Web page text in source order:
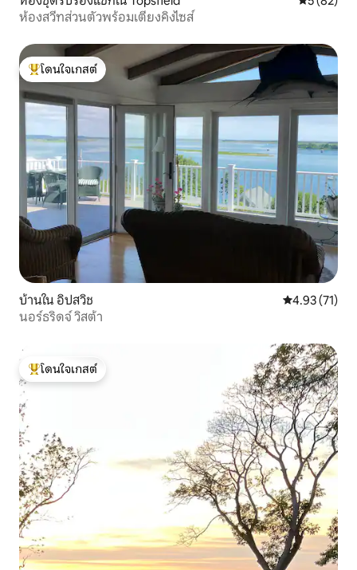
ห้องสวีทส่วนตัวพร้อมเตียงคิงไซส์
โดนใจเกสต์ที่สุด
โดนใจเกสต์
บ้านใน อิปสวิช คะแนนเฉลี่ย
4.93 (71)
นอร์ธริดจ์ วิสต้า
โดนใจเกสต์ที่สุด
โดนใจเกสต์